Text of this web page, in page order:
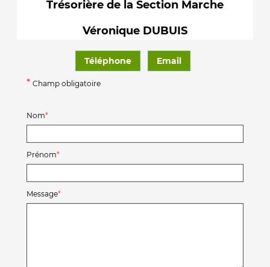
Trésorière de la Section Marche
Véronique DUBUIS
Téléphone Email
* Champ obligatoire
Nom
Prénom
Message